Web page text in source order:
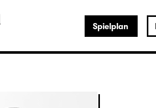
Spielplan